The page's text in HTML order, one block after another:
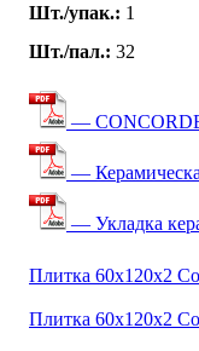
Шт./упак.: 1
Шт./пал.: 32
—
—
— Укладка
Плитка 60x120x2
Плитка 60x120x2